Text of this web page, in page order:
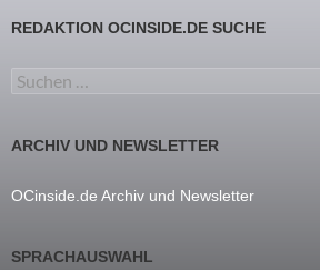
REDAKTION OCINSIDE.DE SUCHE
Suchen nach:
ARCHIV UND NEWSLETTER
OCinside.de Archiv und Newsletter
SPRACHAUSWAHL